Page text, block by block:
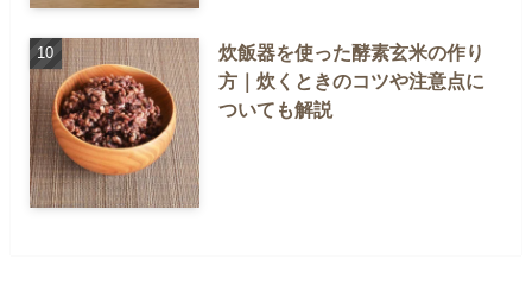
炊飯器を使った酵素玄米の作り
方｜炊くときのコツや注意点に
ついても解説